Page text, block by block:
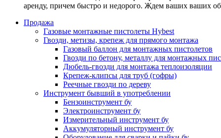
аренду, причем быстро и недорого. Ждем ваших ваших
Продажа
Газовые монтажные пистолеты Hybest
Гвозди, метизы, крепеж для прямого монтажа
Газовый баллон для монтажных пистолетов
Гвозди по бетону, металлу для монтажных
Дюбель-гвозди для монтажа теплоизоляции
Крепеж-клипсы для труб (гофры)
Реечные гвозди по дереву
Инструмент бывший в употреблении
Бензоинструмент бу
Электроинструмент бу
Измерительный инструмент бу
Аккумуляторный инструмент бу